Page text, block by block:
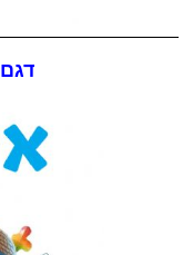
דגם